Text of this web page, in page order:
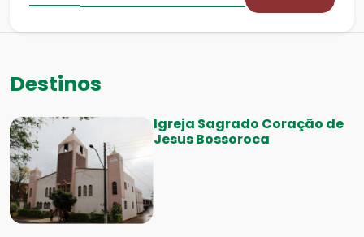
Destinos
Igreja Sagrado Coração de
Jesus Bossoroca